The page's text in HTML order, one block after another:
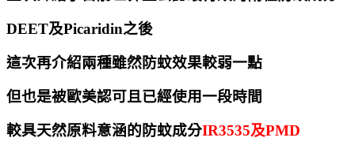
DEET及Picaridin之後
這次再介紹兩種雖然防蚊效果較弱一點
但也是被歐美認可且已經使用一段時間
較具天然原料意涵的防蚊成分IR3535及PMD